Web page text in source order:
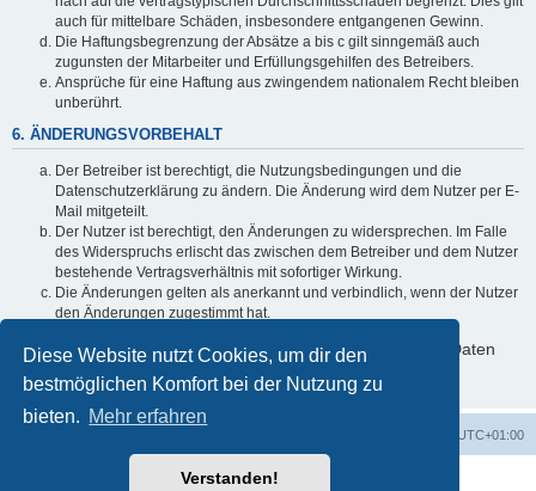
Diese Website nutzt Cookies, um dir den
bestmöglichen Komfort bei der Nutzung zu
bieten. Mehr erfahren
Verstanden!
auch für mittelbare Schäden, insbesondere entgangenen Gewinn.
Die Haftungsbegrenzung der Absätze a bis c gilt sinngemäß auch
zugunsten der Mitarbeiter und Erfüllungsgehilfen des Betreibers.
Ansprüche für eine Haftung aus zwingendem nationalem Recht bleiben
unberührt.
6. ÄNDERUNGSVORBEHALT
Der Betreiber ist berechtigt, die Nutzungsbedingungen und die
Datenschutzerklärung zu ändern. Die Änderung wird dem Nutzer per E-
Mail mitgeteilt.
Der Nutzer ist berechtigt, den Änderungen zu widersprechen. Im Falle
des Widerspruchs erlischt das zwischen dem Betreiber und dem Nutzer
bestehende Vertragsverhältnis mit sofortiger Wirkung.
Die Änderungen gelten als anerkannt und verbindlich, wenn der Nutzer
den Änderungen zugestimmt hat.
Informationen über den Umgang mit deinen persönlichen Daten
sind in der Datenschutzerklärung enthalten.
UTC+01:00
Powered byphpBB® Forum Software © phpBB Limited